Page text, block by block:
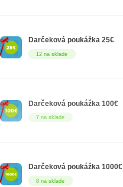
12 na sklade
Darčeková poukážka 25€
7 na sklade
Darčeková poukážka 100€
8 na sklade
Darčeková poukážka 1000€